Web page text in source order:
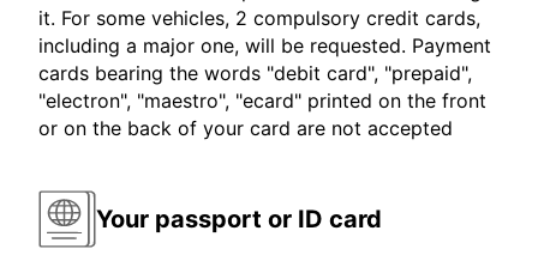
it. For some vehicles, 2 compulsory credit cards,
including a major one, will be requested. Payment
cards bearing the words "debit card", "prepaid",
"electron", "maestro", "ecard" printed on the front
or on the back of your card are not accepted
Your passport or ID card